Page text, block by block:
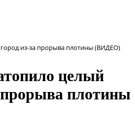
из-за прорыва плотины (ВИДЕО)
целый
прорыва плотины